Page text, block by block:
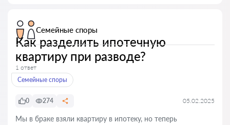
Семейные споры
Как разделить ипотечную
квартиру при разводе?
1 ответ
Семейные споры
0 274 05.02.2025
Мы в браке взяли квартиру в ипотеку, но теперь